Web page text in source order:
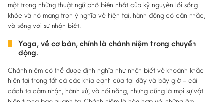
một trong những thuật ngữ phổ biến nhất của kỷ nguyên lối sống
khỏe và nó mang trọn ý nghĩa về hiện tại, hành động có cân nhắc,
và sống với sự nhận biết.
Yoga, về cơ bản, chính là chánh niệm trong chuyển
động.
Chánh niệm có thể được định nghĩa như nhận biết về khoảnh khắc
hiện tại trong tất cả các khía cạnh của tại đây và bây giờ – cái
cách ta cảm nhận, hành xử, và nói năng, nhưng cũng là mọi sự vật